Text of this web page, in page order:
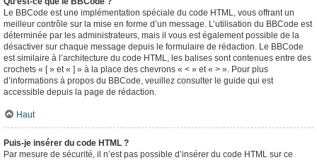
Le BBCode est une implémentation spéciale du code HTML, vous offrant un
meilleur contrôle sur la mise en forme d’un message. L’utilisation du BBCode est
déterminée par les administrateurs, mais il vous est également possible de la
désactiver sur chaque message depuis le formulaire de rédaction. Le BBCode
est similaire à l’architecture du code HTML, les balises sont contenues entre des
crochets « [ » et « ] » à la place des chevrons « < » et « > ». Pour plus
d’informations à propos du BBCode, veuillez consulter le guide qui est
accessible depuis la page de rédaction.
Haut
Puis-je insérer du code HTML ?
Par mesure de sécurité, il n’est pas possible d’insérer du code HTML sur ce